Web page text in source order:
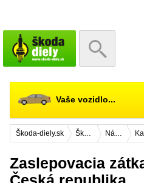
Vaše vozidlo...
Škoda-diely.sk Škoda Felicia Náhradné diely
Zaslepovacia